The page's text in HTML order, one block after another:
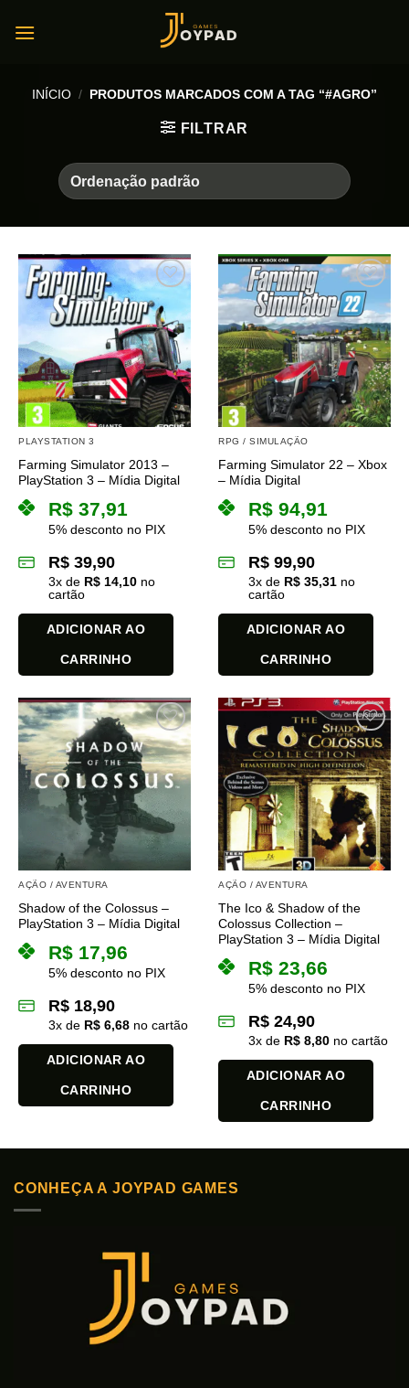
INÍCIO / PRODUTOS MARCADOS COM A TAG “#AGRO”
FILTRAR
PLAYSTATION 3
Farming Simulator 2013 –
PlayStation 3 – Mídia Digital
R$ 37,91
5% desconto no PIX
R$ 39,90
3x de R$ 14,10 no
cartão
ADICIONAR AO
CARRINHO
RPG / SIMULAÇÃO
Farming Simulator 22 – Xbox
– Mídia Digital
R$ 94,91
5% desconto no PIX
R$ 99,90
3x de R$ 35,31 no
cartão
ADICIONAR AO
CARRINHO
AÇÃO / AVENTURA
Shadow of the Colossus –
PlayStation 3 – Mídia Digital
R$ 17,96
5% desconto no PIX
R$ 18,90
3x de R$ 6,68 no cartão
ADICIONAR AO
CARRINHO
AÇÃO / AVENTURA
The Ico & Shadow of the
Colossus Collection –
PlayStation 3 – Mídia Digital
R$ 23,66
5% desconto no PIX
R$ 24,90
3x de R$ 8,80 no cartão
ADICIONAR AO
CARRINHO
CONHEÇA A JOYPAD GAMES